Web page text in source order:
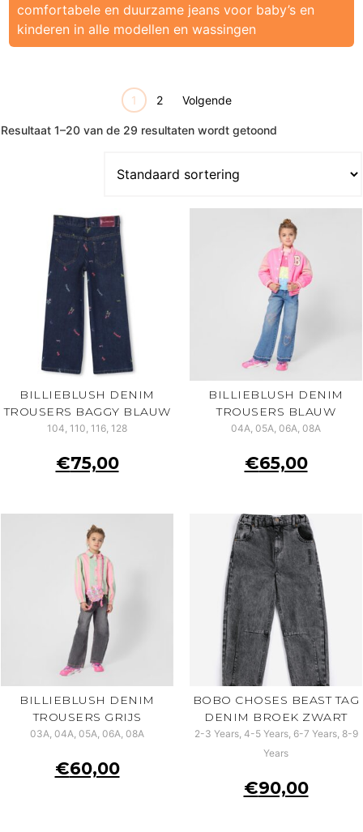
comfortabele en duurzame jeans voor baby’s en
kinderen in alle modellen en wassingen
1 2 Volgende
Resultaat 1–20 van de 29 resultaten wordt getoond
BILLIEBLUSH DENIM
TROUSERS BAGGY BLAUW
104, 110, 116, 128
€75,00
BILLIEBLUSH DENIM
TROUSERS BLAUW
04A, 05A, 06A, 08A
€65,00
BILLIEBLUSH DENIM
TROUSERS GRIJS
03A, 04A, 05A, 06A, 08A
€60,00
BOBO CHOSES BEAST TAG
DENIM BROEK ZWART
2-3 Years, 4-5 Years, 6-7 Years, 8-9
Years
€90,00